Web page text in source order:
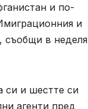
и по-
и
съобщи в неделя
си и шестте си
агенти пред